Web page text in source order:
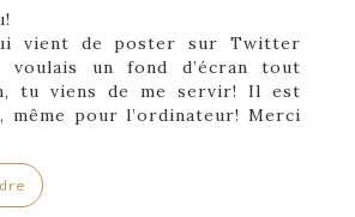
vient de poster sur Twitter
voulais un fond d’écran tout
tu viens de me servir! Il est
même pour l’ordinateur! Merci